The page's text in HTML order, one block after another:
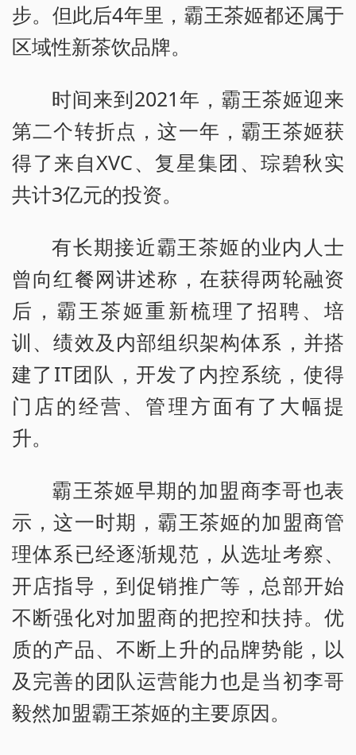
步。但此后4年里，霸王茶姬都还属于
区域性新茶饮品牌。
时间来到2021年，霸王茶姬迎来
第二个转折点，这一年，霸王茶姬获
得了来自XVC、复星集团、琮碧秋实
共计3亿元的投资。
有长期接近霸王茶姬的业内人士
曾向红餐网讲述称，在获得两轮融资
后，霸王茶姬重新梳理了招聘、培
训、绩效及内部组织架构体系，并搭
建了IT团队，开发了内控系统，使得
门店的经营、管理方面有了大幅提
升。
霸王茶姬早期的加盟商李哥也表
示，这一时期，霸王茶姬的加盟商管
理体系已经逐渐规范，从选址考察、
开店指导，到促销推广等，总部开始
不断强化对加盟商的把控和扶持。优
质的产品、不断上升的品牌势能，以
及完善的团队运营能力也是当初李哥
毅然加盟霸王茶姬的主要原因。